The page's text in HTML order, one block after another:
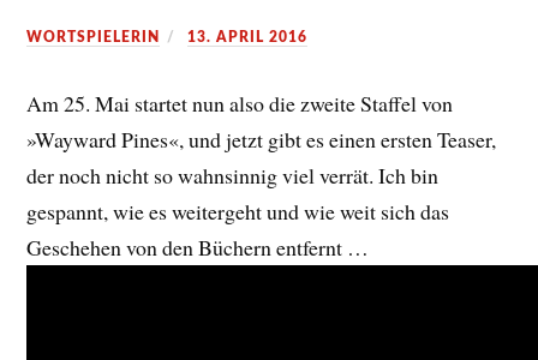
WORTSPIELERIN 13. APRIL 2016
Am 25. Mai startet nun also die zweite Staffel von
»Wayward Pines«, und jetzt gibt es einen ersten Teaser,
der noch nicht so wahnsinnig viel verrät. Ich bin
gespannt, wie es weitergeht und wie weit sich das
Geschehen von den Büchern entfernt …